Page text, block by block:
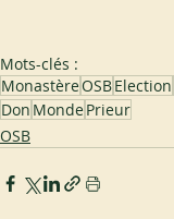
Mots-clés :
MonastèreOSBElection
Don MondePrieur
OSB